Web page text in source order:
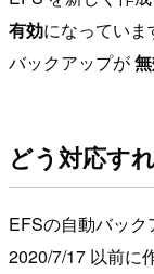
有効になってい
バックアップが
どう対応す
EFSの自動バック
2020/7/17 以前に